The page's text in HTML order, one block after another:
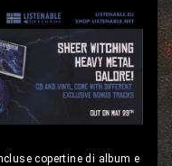
copertine di album e